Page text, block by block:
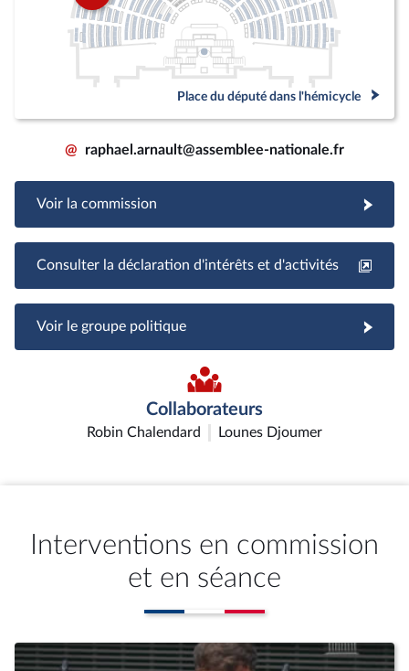
Place du député dans l'hémicycle
@ raphael.arnault@assemblee-nationale.fr
Voir la commission
Consulter la déclaration d'intérêts et d'activités
Voir le groupe politique
Collaborateurs
Robin Chalendard Lounes Djoumer
Interventions en commission
et en séance